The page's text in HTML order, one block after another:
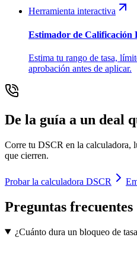
Herramienta interactiva
Estimador de Calificación
Estima tu rango de tasa,
aprobación antes de aplicar.
De la guía a un deal
Corre tu DSCR en la calculadora,
que cierren.
Probar la calculadora DSCR
Preguntas frecuentes
¿Cuánto dura un bloqueo de